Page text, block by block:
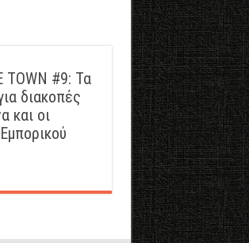
TOWN #9: Τα
διακοπές
και οι